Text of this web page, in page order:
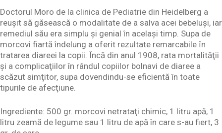
Doctorul Moro de la clinica de Pediatrie din Heidelberg a
reușit să găsească o modalitate de a salva acei bebeluși, iar
remediul său era simplu și genial în același timp. Supa de
morcovi fiartă îndelung a oferit rezultate remarcabile ȋn
tratarea diareei la copii. Încă din anul 1908, rata mortalităţii
şi a complicaţiilor în rândul copiilor bolnavi de diaree a
scăzut simţitor, supa dovendindu-se eficientă în toate
tipurile de afecţiune.
Ingrediente: 500 gr. morcovi netrataţi chimic, 1 litru apă, 1
litru zeamă de legume sau 1 litru de apă în care s-au fiert, 3